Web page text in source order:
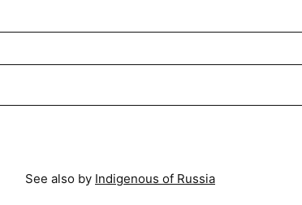
See also by Indigenous of Russia